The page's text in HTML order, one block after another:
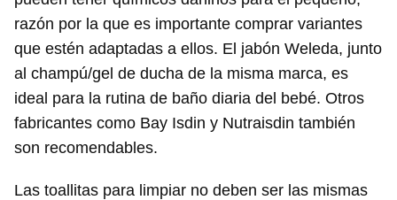
razón por la que es importante comprar variantes
que estén adaptadas a ellos. El jabón Weleda, junto
al champú/gel de ducha de la misma marca, es
ideal para la rutina de baño diaria del bebé. Otros
fabricantes como Bay Isdin y Nutraisdin también
son recomendables.
Las toallitas para limpiar no deben ser las mismas